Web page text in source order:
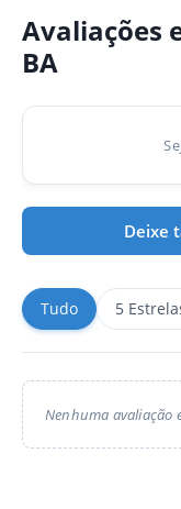
Avaliações
BA
Deixe
Tudo 5
Nenhuma avaliação